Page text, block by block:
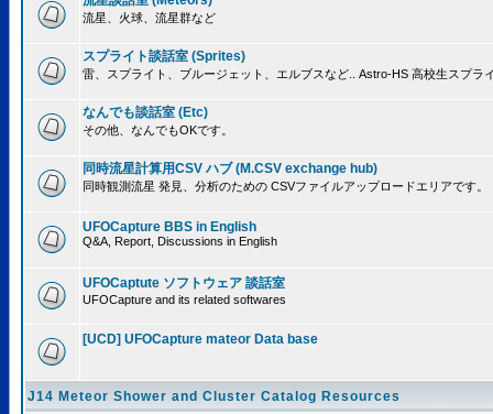
流星、火球、流星群など
スプライト談話室 (Sprites)
雷、スプライト、ブルージェット、エルブスなど.. Astro-HS 高校生スプラ
なんでも談話室 (Etc)
その他、なんでもOKです。
同時流星計算用CSV ハブ (M.CSV exchange hub)
同時観測流星 発見、分析のための CSVファイルアップロードエリアです。
UFOCapture BBS in English
Q&A, Report, Discussions in English
UFOCaptute ソフトウェア 談話室
UFOCapture and its related softwares
[UCD] UFOCapture mateor Data base
J14 Meteor Shower and Cluster Catalog Resources